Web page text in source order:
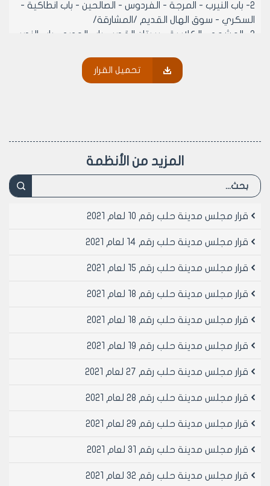
2- باب النيرب - المرجة - الفردوس - الصالحين - باب انطاكية -
السكري - سوق الهال القديم /المشارقة/
3- المشهد - الكلاسة - بستان القصر - باب الحديد - باب النصر
4- المدينة القديمة - ساحة قاضي عسكر - باب الحديد - باب
10- مدينة هنانو
13- كافة المناطق الساخنة التي لم يتم تسميتها وتحدد من
المادة 3- ينشر هذا القرار في لوحة اعلانات مجلس المدينة
رئيس مجلس مدينة حلب
تحميل القرار
المزيد من الأنظمة
قرار مجلس مدينة حلب رقم 10 لعام 2021
قرار مجلس مدينة حلب رقم 14 لعام 2021
قرار مجلس مدينة حلب رقم 15 لعام 2021
قرار مجلس مدينة حلب رقم 18 لعام 2021
قرار مجلس مدينة حلب رقم 18 لعام 2021
قرار مجلس مدينة حلب رقم 19 لعام 2021
قرار مجلس مدينة حلب رقم 27 لعام 2021
قرار مجلس مدينة حلب رقم 28 لعام 2021
قرار مجلس مدينة حلب رقم 29 لعام 2021
قرار مجلس مدينة حلب رقم 31 لعام 2021
قرار مجلس مدينة حلب رقم 32 لعام 2021